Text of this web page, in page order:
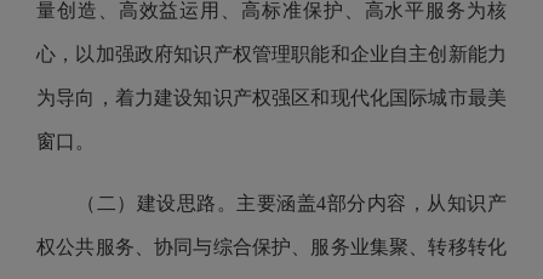
量创造、高效益运用、高标准保护、高水平服务为核
心，以加强政府知识产权管理职能和企业自主创新能力
为导向，着力建设知识产权强区和现代化国际城市最美
窗口。
（二）建设思路。主要涵盖4部分内容，从知识产
权公共服务、协同与综合保护、服务业集聚、转移转化